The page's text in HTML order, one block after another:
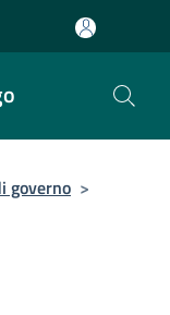
governo >